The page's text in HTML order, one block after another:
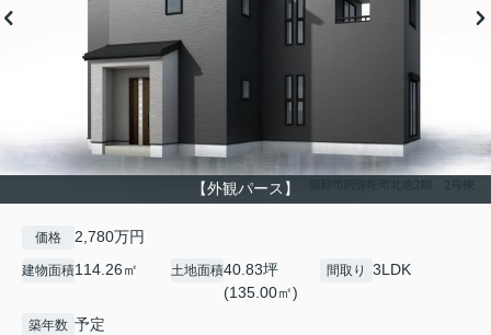
【外観パース】
価格 2,780万円
建物面積114.26㎡ 土地面積40.83坪
(135.00㎡)
間取り 3LDK
築年数 予定